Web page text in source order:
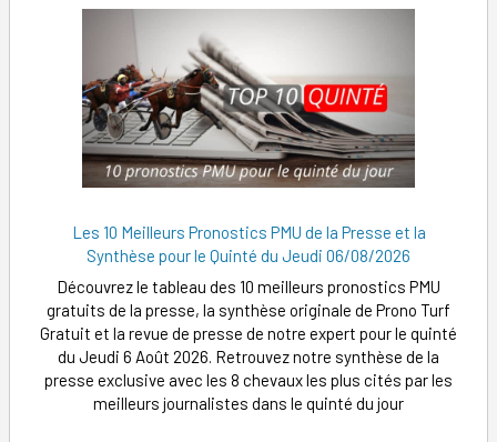
Les 10 Meilleurs Pronostics PMU de la Presse et la
Synthèse pour le Quinté du Jeudi 06/08/2026
Découvrez le tableau des 10 meilleurs pronostics PMU
gratuits de la presse, la synthèse originale de Prono Turf
Gratuit et la revue de presse de notre expert pour le quinté
du Jeudi 6 Août 2026. Retrouvez notre synthèse de la
presse exclusive avec les 8 chevaux les plus cités par les
meilleurs journalistes dans le quinté du jour